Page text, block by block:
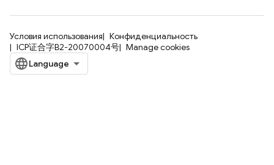
Условия использования
Конфиденциальность
ICP证合字B2-20070004号
Manage cookies